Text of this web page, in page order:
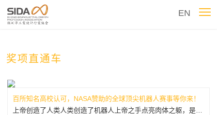
EN
奖项直通车
百所知名高校认可，NASA赞助的全球顶尖机器人赛事等你来！